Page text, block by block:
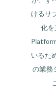
けるサ
化を
いるた
の業務